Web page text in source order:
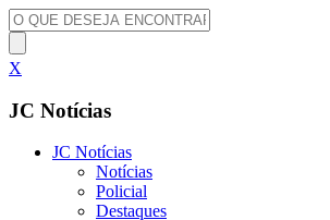
X
JC Notícias
JC Notícias
Notícias
Policial
Destaques